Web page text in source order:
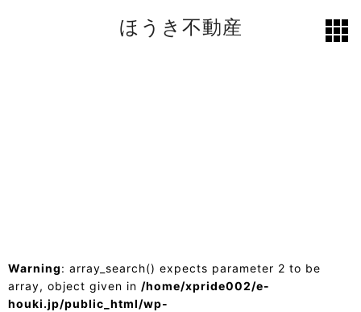
ほうき不動産
Warning: array_search() expects parameter 2 to be
array, object given in /home/xpride002/e-
houki.jp/public_html/wp-